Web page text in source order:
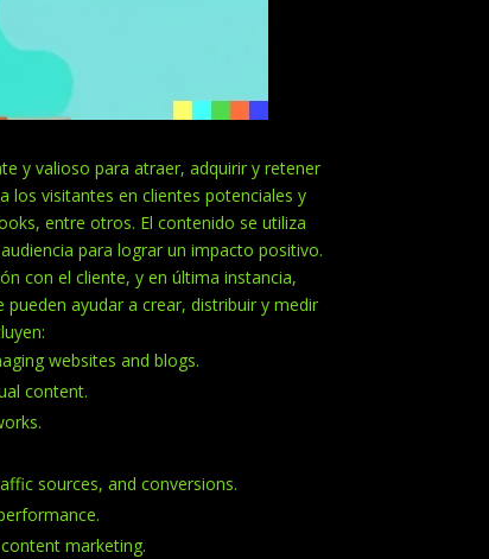
y valioso para atraer, adquirir y retener
los visitantes en clientes potenciales y
entre otros. El contenido se utiliza
para lograr un impacto positivo.
con el cliente, y en última instancia,
ayudar a crear, distribuir y medir
websites and blogs.
content.
sources, and conversions.
marketing.